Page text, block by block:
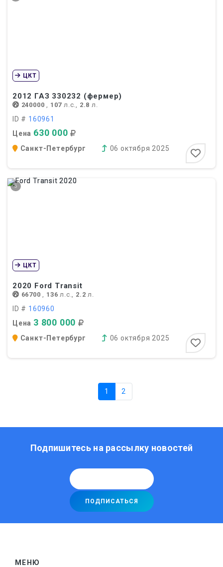
2012 ГАЗ 330232 (фермер)
240000 , 107 л.с., 2.8 л.
ID # 160961
Цена 630 000
ЦКТ
Санкт-Петербург 06 октября 2025
5
2020 Ford Transit
66700 , 136 л.с., 2.2 л.
ID # 160960
Цена 3 800 000
ЦКТ
Санкт-Петербург 06 октября 2025
1 2
Подпишитесь на рассылку новостей
МЕНЮ